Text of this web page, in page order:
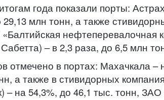
года показали порты:
млн тонн, а также
нефтеперевалочная
– в 2,3 раза, до 6,5 млн
в портах: Махачкала –
а также в стивидорных
– на 54,3%, до 46,1 тыс. тонн,